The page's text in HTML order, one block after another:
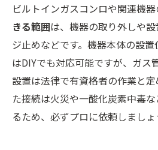
ビルトインガスコンロや関連機
きる範囲は、機器の取り外しや
ジ止めなどです。機器本体の設
はDIYでも対応可能ですが、ガス
設置は法律で有資格者の作業と
た接続は火災や一酸化炭素中毒
るため、必ずプロに依頼しましょ